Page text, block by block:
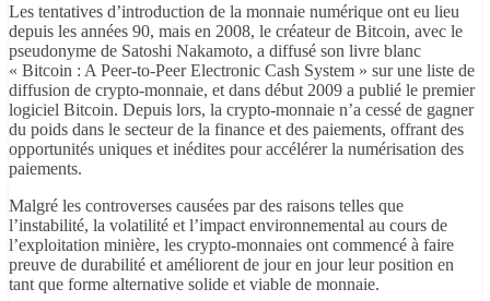
Les tentatives d’introduction de la monnaie numérique ont eu lieu
depuis les années 90, mais en 2008, le créateur de Bitcoin, avec le
pseudonyme de Satoshi Nakamoto, a diffusé son livre blanc
« Bitcoin : A Peer-to-Peer Electronic Cash System » sur une liste de
diffusion de crypto-monnaie, et dans début 2009 a publié le premier
logiciel Bitcoin. Depuis lors, la crypto-monnaie n’a cessé de gagner
du poids dans le secteur de la finance et des paiements, offrant des
opportunités uniques et inédites pour accélérer la numérisation des
paiements.
Malgré les controverses causées par des raisons telles que
l’instabilité, la volatilité et l’impact environnemental au cours de
l’exploitation minière, les crypto-monnaies ont commencé à faire
preuve de durabilité et améliorent de jour en jour leur position en
tant que forme alternative solide et viable de monnaie.